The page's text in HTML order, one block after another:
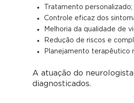
Tratamento personalizado;
Controle eficaz dos
Melhoria da qualidade de
Redução de riscos e
Planejamento terapêutico
A atuação do
diagnosticados.